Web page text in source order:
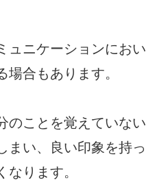
ュニケーションにおい
場合もあります。
のことを覚えていない
まい、良い印象を持っ
なります。